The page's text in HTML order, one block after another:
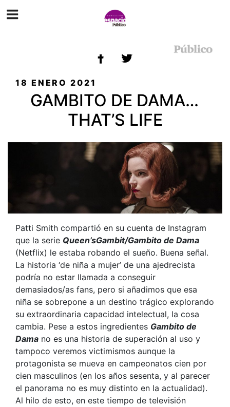
PUBLICADO
18 ENERO 2021
GAMBITO DE DAMA…
THAT’S LIFE
Patti Smith compartió en su cuenta de Instagram
que la serie Queen’sGambit/Gambito de Dama
(Netflix) le estaba robando el sueño. Buena señal.
La historia ‘de niña a mujer’ de una ajedrecista
podría no estar llamada a conseguir
demasiados/as fans, pero si añadimos que esa
niña se sobrepone a un destino trágico explorando
su extraordinaria capacidad intelectual, la cosa
cambia. Pese a estos ingredientes Gambito de
Dama no es una historia de superación al uso y
tampoco veremos victimismos aunque la
protagonista se mueva en campeonatos cien por
cien masculinos (en los años sesenta, y al parecer
el panorama no es muy distinto en la actualidad).
Al hilo de esto, en este tiempo de televisión